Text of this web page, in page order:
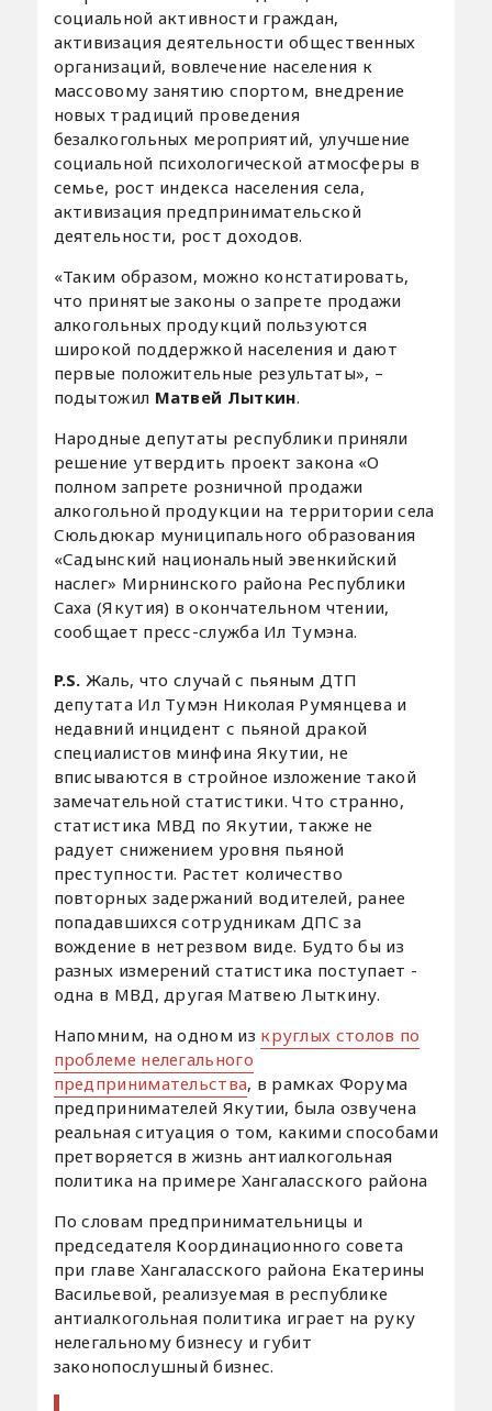
социальной активности граждан,
активизация деятельности общественных
организаций, вовлечение населения к
массовому занятию спортом, внедрение
новых традиций проведения
безалкогольных мероприятий, улучшение
социальной психологической атмосферы в
семье, рост индекса населения села,
активизация предпринимательской
деятельности, рост доходов.
«Таким образом, можно констатировать,
что принятые законы о запрете продажи
алкогольных продукций пользуются
широкой поддержкой населения и дают
первые положительные результаты», –
подытожил Матвей Лыткин.
Народные депутаты республики приняли
решение утвердить проект закона «О
полном запрете розничной продажи
алкогольной продукции на территории села
Сюльдюкар муниципального образования
«Садынский национальный эвенкийский
наслег» Мирнинского района Республики
Саха (Якутия) в окончательном чтении,
сообщает пресс-служба Ил Тумэна.
P.S. Жаль, что случай с пьяным ДТП
депутата Ил Тумэн Николая Румянцева и
недавний инцидент с пьяной дракой
специалистов минфина Якутии, не
вписываются в стройное изложение такой
замечательной статистики. Что странно,
статистика МВД по Якутии, также не
радует снижением уровня пьяной
преступности. Растет количество
повторных задержаний водителей, ранее
попадавшихся сотрудникам ДПС за
вождение в нетрезвом виде. Будто бы из
разных измерений статистика поступает -
одна в МВД, другая Матвею Лыткину.
Напомним, на одном из круглых столов по
проблеме нелегального
предпринимательства, в рамках Форума
предпринимателей Якутии, была озвучена
реальная ситуация о том, какими способами
претворяется в жизнь антиалкогольная
политика на примере Хангаласского района
По словам предпринимательницы и
председателя Координационного совета
при главе Хангаласского района Екатерины
Васильевой, реализуемая в республике
антиалкогольная политика играет на руку
нелегальному бизнесу и губит
законопослушный бизнес.